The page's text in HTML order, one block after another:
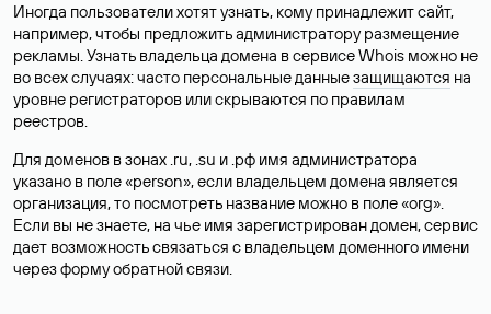
Иногда пользователи хотят узнать, кому принадлежит сайт,
например, чтобы предложить администратору размещение
рекламы. Узнать владельца домена в сервисе Whois можно не
во всех случаях: часто персональные данныезащищаются на
уровне регистраторов или скрываются по правилам
реестров.
Для доменов в зонах .ru, .su и .рф имя администратора
указано в поле «person», если владельцем домена является
организация, то посмотреть название можно в поле «org».
Если вы не знаете, на чье имя зарегистрирован домен, сервис
дает возможность связаться с владельцем доменного имени
через форму обратной связи.